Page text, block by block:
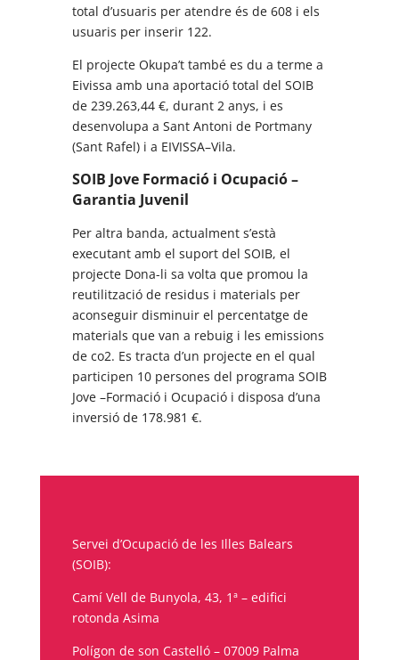
total d’usuaris per atendre és de 608 i els
usuaris per inserir 122.
El projecte Okupa’t també es du a terme a
Eivissa amb una aportació total del SOIB
de 239.263,44 €, durant 2 anys, i es
desenvolupa a Sant Antoni de Portmany
(Sant Rafel) i a EIVISSA–Vila.
SOIB Jove Formació i Ocupació –
Garantia Juvenil
Per altra banda, actualment s’està
executant amb el suport del SOIB, el
projecte Dona-li sa volta que promou la
reutilització de residus i materials per
aconseguir disminuir el percentatge de
materials que van a rebuig i les emissions
de co2. Es tracta d’un projecte en el qual
participen 10 persones del programa SOIB
Jove –Formació i Ocupació i disposa d’una
inversió de 178.981 €.
Servei d’Ocupació de les Illes Balears
(SOIB):
Camí Vell de Bunyola, 43, 1ª – edifici
rotonda Asima
Polígon de son Castelló – 07009 Palma